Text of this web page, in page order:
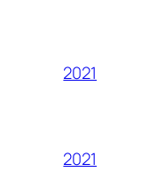
2021
2021